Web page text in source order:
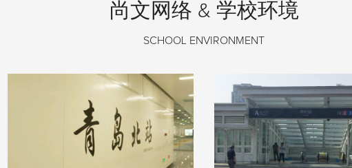
尚文网络 & 学校环境
SCHOOL ENVIRONMENT